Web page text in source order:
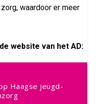
waardoor er meer
website van het AD:
Haagse jeugd-